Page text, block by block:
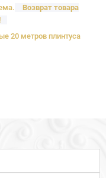
Возврат товара
20 метров плинтуса